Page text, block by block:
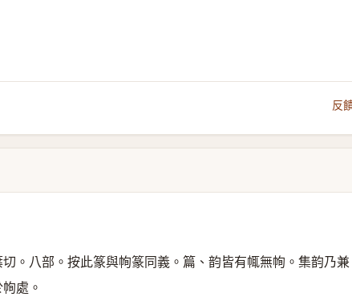
反
切。八部。按此篆與㡄篆同義。篇、韵皆有㡇無㡄。集韵乃兼
處。